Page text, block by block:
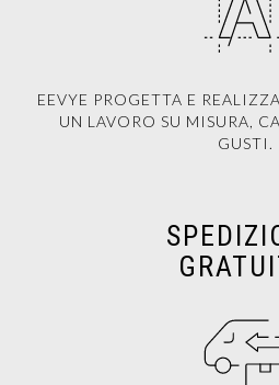
EEVYE PROGETTA E
UN LAVORO SU MISURA,
GUSTI.